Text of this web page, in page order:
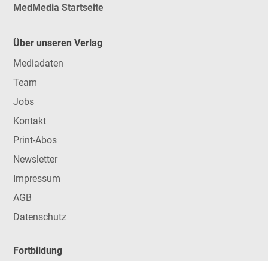
MedMedia Startseite
Über unseren Verlag
Mediadaten
Team
Jobs
Kontakt
Print-Abos
Newsletter
Impressum
AGB
Datenschutz
Fortbildung